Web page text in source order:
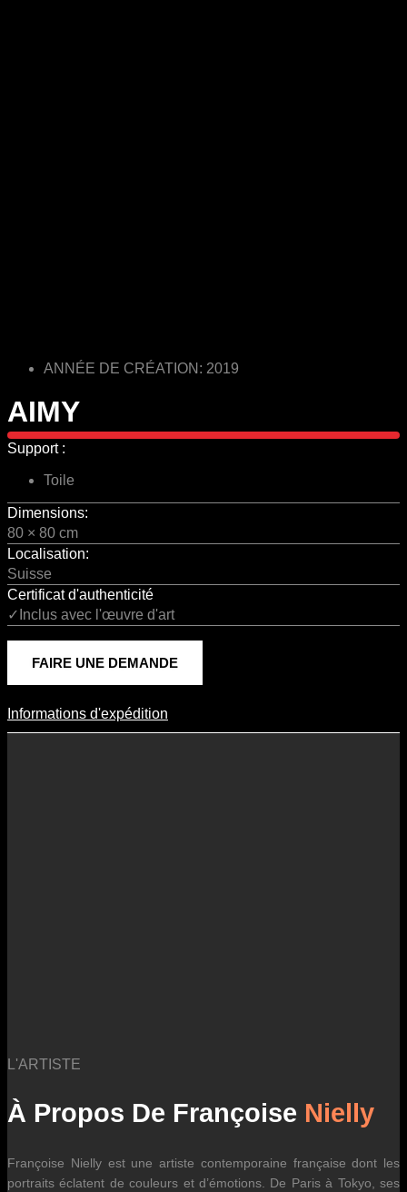
ANNÉE DE CRÉATION: 2019
AIMY
Support :
Toile
Dimensions:
80 × 80 cm
Localisation:
Suisse
Certificat d'authenticité
✓Inclus avec l'œuvre d'art
FAIRE UNE DEMANDE
Informations D'expédition
Informations d'expédition
L'ARTISTE
À Propos De Françoise Nielly
Françoise Nielly est une artiste contemporaine française dont les
portraits éclatent de couleurs et d’émotions. De Paris à Tokyo, ses